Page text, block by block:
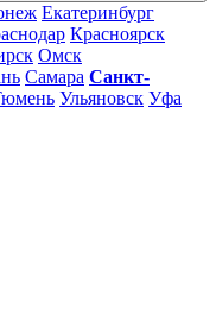
Екатеринбург
Красноярск
Омск
Самара Санкт-
Ульяновск Уфа